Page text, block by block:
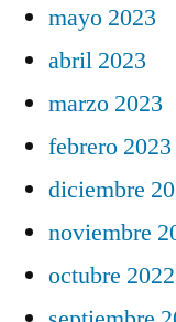
mayo 2023
abril 2023
marzo 2023
febrero 2023
diciembre
noviembre
octubre 2022